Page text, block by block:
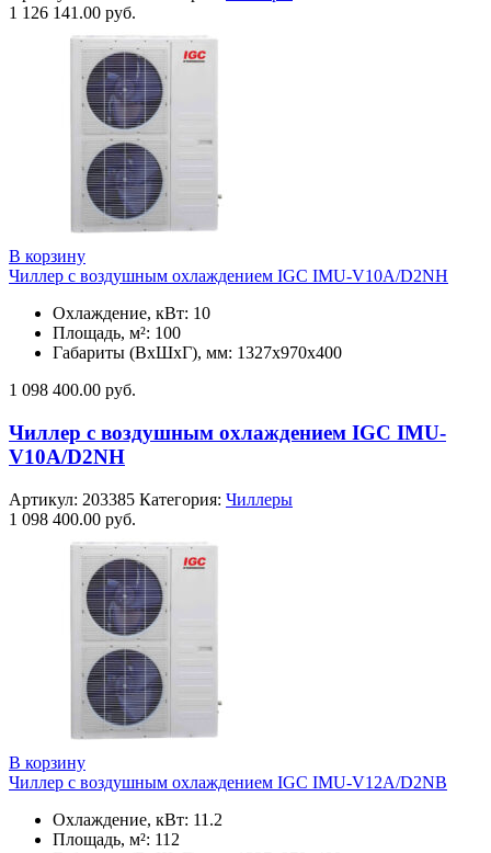
1 126 141.00 руб.
В корзину
Чиллер с воздушным охлаждением IGC IMU-V10A/D2NH
Охлаждение, кВт: 10
Площадь, м²: 100
Габариты (ВxШxГ), мм: 1327х970х400
1 098 400.00 руб.
Чиллер с воздушным охлаждением IGC IMU-
V10A/D2NH
Артикул: 203385 Категория: Чиллеры
1 098 400.00 руб.
В корзину
Чиллер с воздушным охлаждением IGC IMU-V12A/D2NB
Охлаждение, кВт: 11.2
Площадь, м²: 112